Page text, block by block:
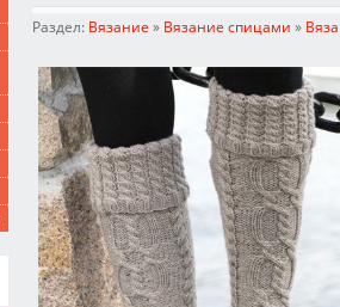
Раздел: Вязание » Вязание спицами »